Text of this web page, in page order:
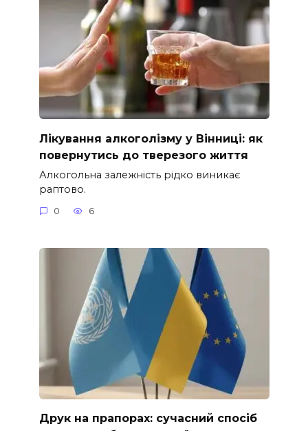
Лікування алкоголізму у Вінниці: як
повернутись до тверезого життя
Алкогольна залежність рідко виникає
раптово.
0 6
Друк на прапорах: сучасний спосіб